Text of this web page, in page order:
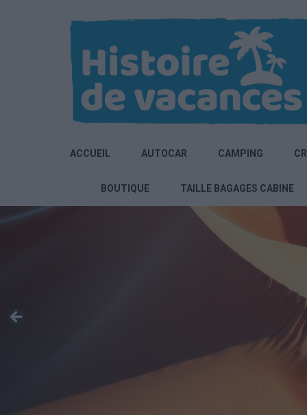
ACCUEIL AUTOCAR CAMPING
BOUTIQUE TAILLE BAGAGES CABINE